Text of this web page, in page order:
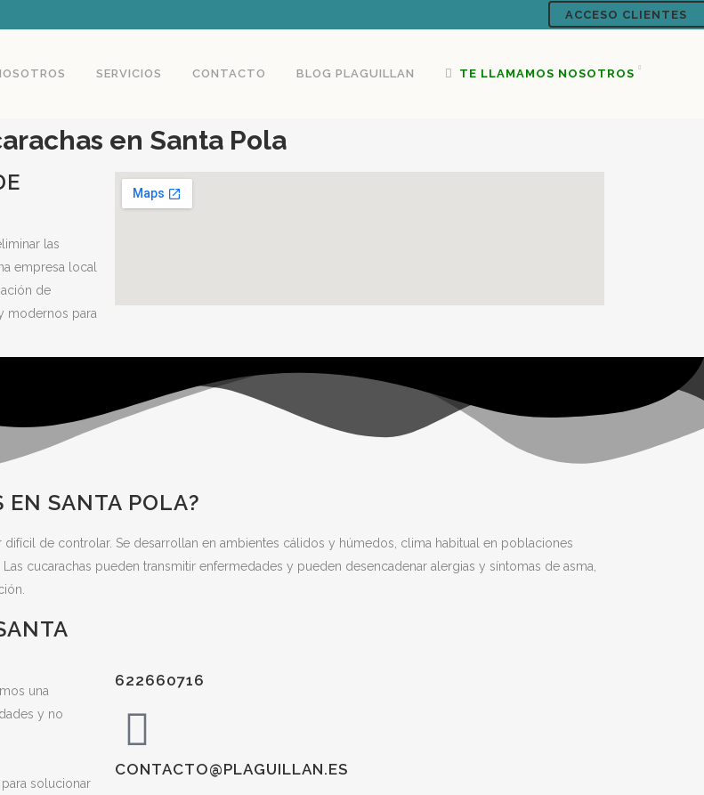
ACCESO CLIENTES
SERVICIOS CONTACTO BLOG PLAGUILLAN TE LLAMAMOS NOSOTROS
en Santa Pola
las
empresa local
de
modernos para
EN SANTA POLA?
de controlar. Se desarrollan en ambientes cálidos y húmedos, clima habitual en poblaciones
cucarachas pueden transmitir enfermedades y pueden desencadenar alergias y síntomas de asma,
una
y no
solucionar
622660716
CONTACTO@PLAGUILLAN.ES